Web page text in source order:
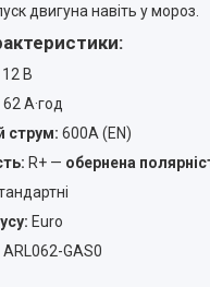
двигуна навіть у мороз.
12 В
62 А·год
струм: 600А (EN)
R+ — обернена
Euro
ARL062-GAS0